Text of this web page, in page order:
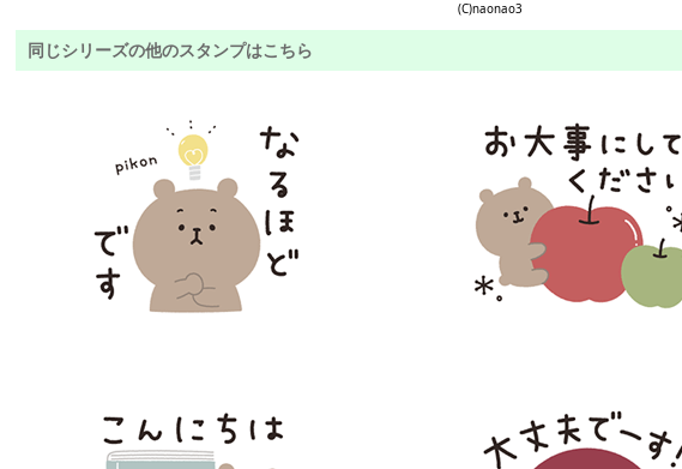
(C)naonao3
同じシリーズの他のスタンプはこちら